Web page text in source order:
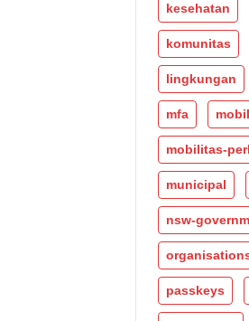
kesehatan
komunitas
lingkungan
mfa
mobilitas-
municipal
nsw-
passkeys